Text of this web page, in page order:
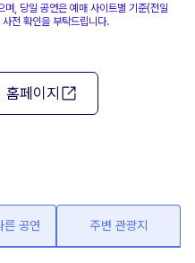
, 당일 공연은 예매 사이트별 기준(전일
전 확인을 부탁드립니다.
홈페이지
른 공연 주변 관광지